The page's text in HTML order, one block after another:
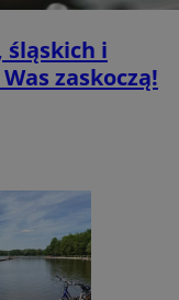
śląskich i
zaskoczą!